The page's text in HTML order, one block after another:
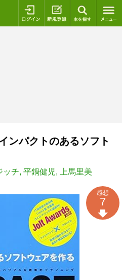
ログイン 新規登録
ンパクトのあるソフト
ッチ, 平鍋健児, 上馬里美
感想
7